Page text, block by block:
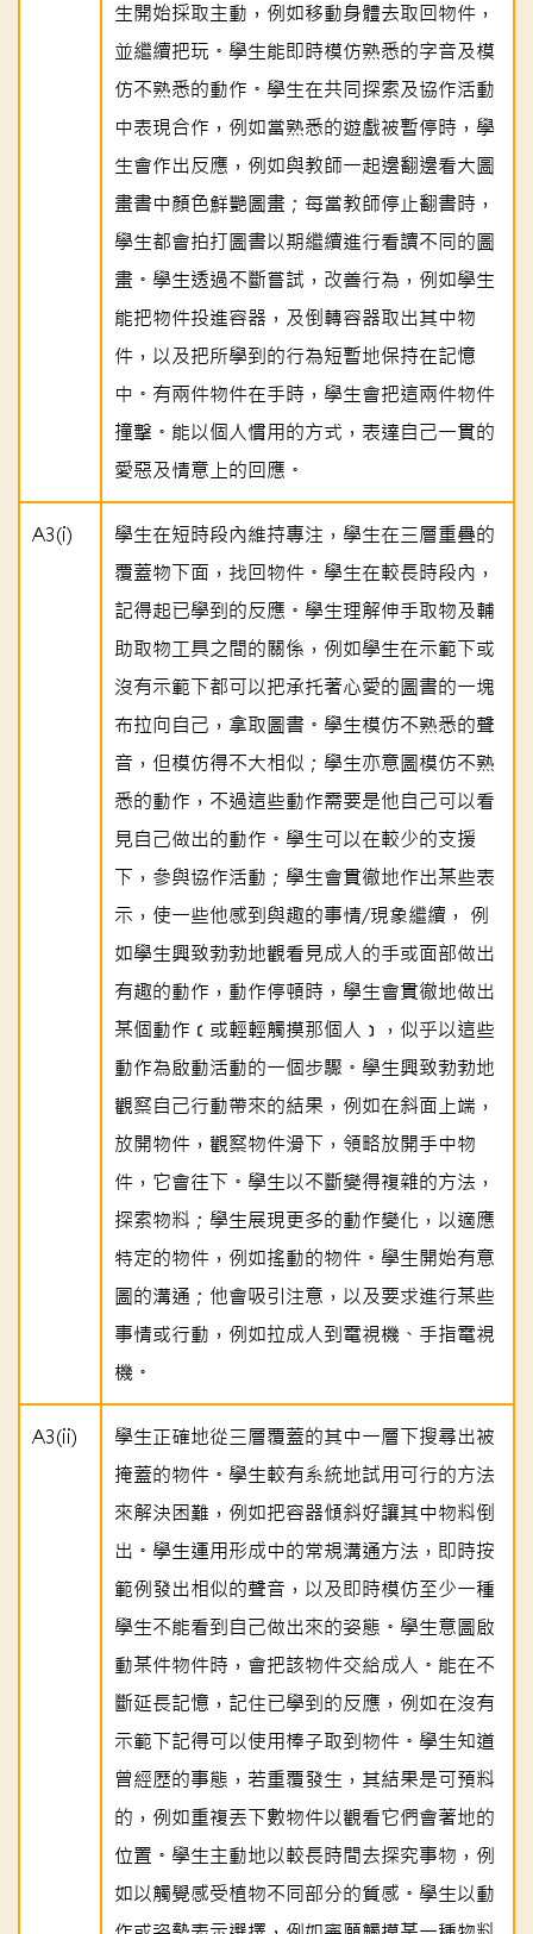
生開始採取主動，例如移動身體去取回物件，
並繼續把玩。學生能即時模仿熟悉的字音及模
仿不熟悉的動作。學生在共同探索及協作活動
中表現合作，例如當熟悉的遊戲被暫停時，學
生會作出反應，例如與教師一起邊翻邊看大圖
畫書中顏色鮮艷圖畫；每當教師停止翻書時，
學生都會拍打圖書以期繼續進行看讀不同的圖
畫。學生透過不斷嘗試，改善行為，例如學生
能把物件投進容器，及倒轉容器取出其中物
件，以及把所學到的行為短暫地保持在記憶
中。有兩件物件在手時，學生會把這兩件物件
撞擊。能以個人慣用的方式，表達自己一貫的
愛惡及情意上的回應。
A3(i)
學生在短時段內維持專注，學生在三層重疊的
覆蓋物下面，找回物件。學生在較長時段內，
記得起已學到的反應。學生理解伸手取物及輔
助取物工具之間的關係，例如學生在示範下或
沒有示範下都可以把承托著心愛的圖書的一塊
布拉向自己，拿取圖書。學生模仿不熟悉的聲
音，但模仿得不大相似；學生亦意圖模仿不熟
悉的動作，不過這些動作需要是他自己可以看
見自己做出的動作。學生可以在較少的支援
下，參與協作活動；學生會貫徹地作出某些表
示，使一些他感到與趣的事情/現象繼續， 例
如學生興致勃勃地觀看見成人的手或面部做出
有趣的動作，動作停頓時，學生會貫徹地做出
某個動作﹝或輕輕觸摸那個人﹞，似乎以這些
動作為啟動活動的一個步驟。學生興致勃勃地
觀察自己行動帶來的結果，例如在斜面上端，
放開物件，觀察物件滑下，領略放開手中物
件，它會往下。學生以不斷變得複雜的方法，
探索物料；學生展現更多的動作變化，以適應
特定的物件，例如搖動的物件。學生開始有意
圖的溝通；他會吸引注意，以及要求進行某些
事情或行動，例如拉成人到電視機、手指電視
機。
A3(ii)
學生正確地從三層覆蓋的其中一層下搜尋出被
掩蓋的物件。學生較有系統地試用可行的方法
來解決困難，例如把容器傾斜好讓其中物料倒
出。學生運用形成中的常規溝通方法，即時按
範例發出相似的聲音，以及即時模仿至少一種
學生不能看到自己做出來的姿態。學生意圖啟
動某件物件時，會把該物件交給成人。能在不
斷延長記憶，記住已學到的反應，例如在沒有
示範下記得可以使用棒子取到物件。學生知道
曾經歷的事態，若重覆發生，其結果是可預料
的，例如重複丟下數物件以觀看它們會著地的
位置。學生主動地以較長時間去探究事物，例
如以觸覺感受植物不同部分的質感。學生以動